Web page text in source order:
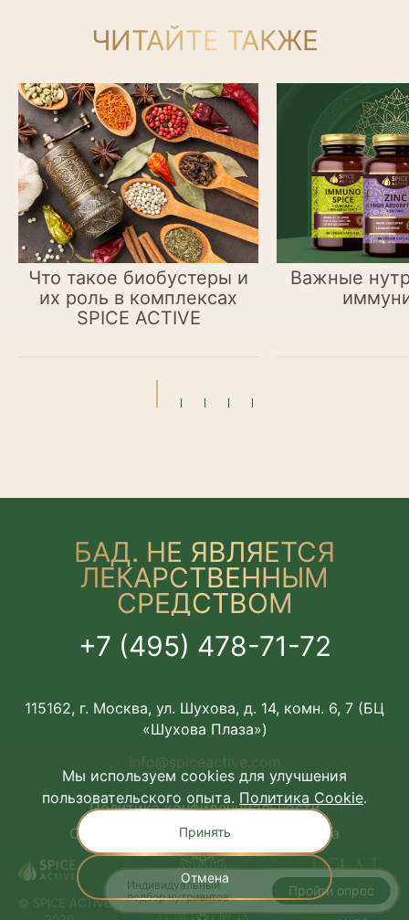
ЧИТАЙТЕ ТАКЖЕ
Что такое биобустеры и
их роль в комплексах
SPICE ACTIVE
Важные
Индивидуальный
подбор нутриентов
Пройти опрос
Мы используем cookies для улучшения
пользовательского опыта. Политика Cookie.
Принять
Отмена
БАД. НЕ ЯВЛЯЕТСЯ
ЛЕКАРСТВЕННЫМ
СРЕДСТВОМ
+7 (495) 478-71-72
115162, г. Москва, ул. Шухова, д. 14, комн. 6, 7 (БЦ
«Шухова Плаза»)
info@spiceactive.com
Политика конфиденциальности
Соглашение об использовании сайта
© SPICE ACTIVE,
Разработка